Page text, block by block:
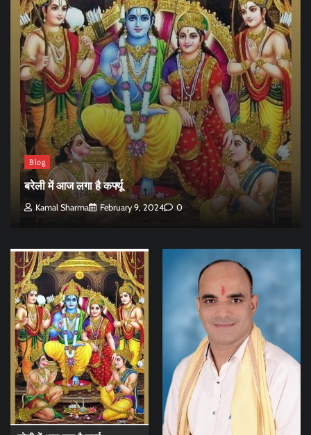
Blog
बरेली में आज लगा है कर्फ्यू
Kamal Sharma February 9, 2024 0